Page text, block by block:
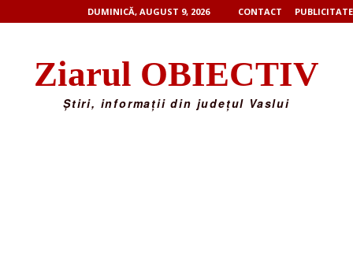
DUMINICĂ, AUGUST 9, 2026 CONTACT PUBLICITATE
Ziarul OBIECTIV
Știri, informații din județul Vaslui